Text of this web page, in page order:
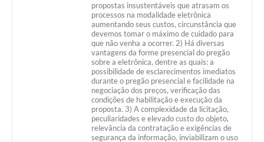
propostas insustentáveis que atrasam os
processos na modalidade eletrônica
aumentando seus custos, circunstância que
devemos tomar o máximo de cuidado para
que não venha a ocorrer. 2) Há diversas
vantagens da forme presencial do pregão
sobre a eletrônica, dentre as quais: a
possibilidade de esclarecimentos imediatos
durante o pregão presencial e facilidade na
negociação dos preços, verificação das
condições de habilitação e execução da
proposta. 3) A complexidade da licitação,
peculiaridades e elevado custo do objeto,
relevância da contratação e exigências de
segurança da informação, inviabilizam o uso